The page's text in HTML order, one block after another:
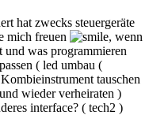
hat zwecks steuergeräte
mich freuen
, wenn
und was programmieren
( led umbau (
tauschen
wieder verheiraten )
interface? ( tech2 )